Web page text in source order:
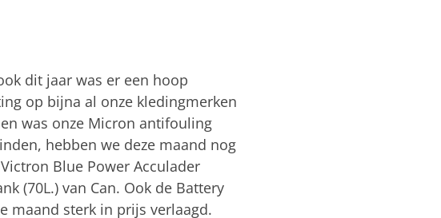
dit jaar was er een hoop
op bijna al onze kledingmerken
was onze Micron antifouling
hebben we deze maand nog
Blue Power Acculader
(70L.) van Can. Ook de Battery
maand sterk in prijs verlaagd.